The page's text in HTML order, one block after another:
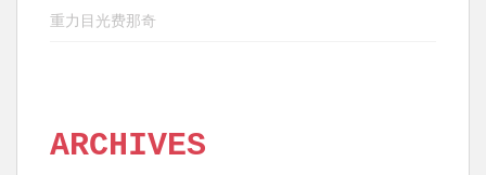
重力目光费那奇
ARCHIVES